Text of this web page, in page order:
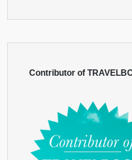
Contributor of